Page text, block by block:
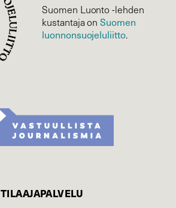
Suomen Luonto -lehden
kustantaja onSuomen
luonnonsuojelu­liitto.
TILAAJAPALVELU